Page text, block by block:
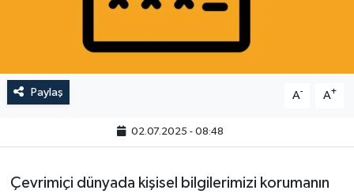
Paylaş A- A+
02.07.2025 - 08:48
Çevrimiçi dünyada kişisel bilgilerimizi korumanın